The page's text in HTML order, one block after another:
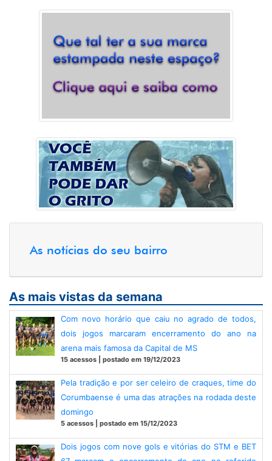
As notícias do seu bairro
As mais vistas da semana
Com novo horário que caiu no agrado de todos,
dois jogos marcaram encerramento do ano na
arena mais famosa da Capital de MS
15 acessos | postado em 19/12/2023
Pela tradição e por ser celeiro de craques, time do
Corumbaense é uma das atrações na rodada deste
domingo
5 acessos | postado em 15/12/2023
Dois jogos com nove gols e vitórias do STM e BET